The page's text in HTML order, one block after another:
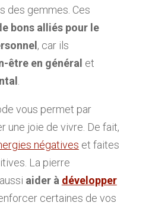
des gemmes. Ces
bons alliés pour le
, car ils
être en général et
.
vous permet par
une joie de vivre. De fait,
négatives et faites
La pierre
aider à développer
certaines de vos